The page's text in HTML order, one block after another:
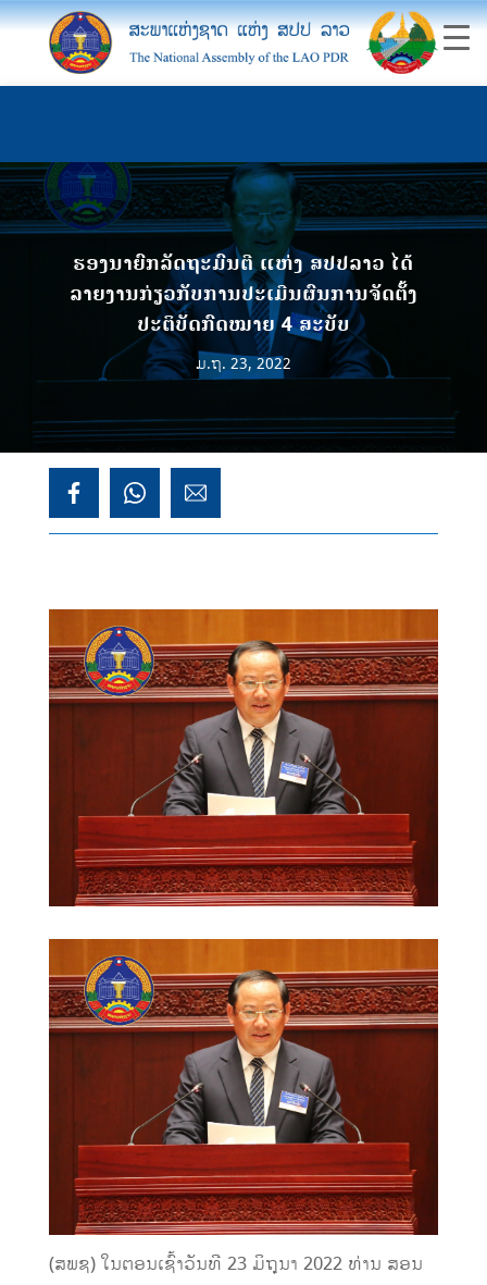
ຮອງນາຍົກລັດຖະມົນຕີ ແຫ່ງ ສປປລາວ ໄດ້
ລາຍງານກ່ຽວກັບການປະເມີນຜົນການຈັດຕັ້ງ
ປະຕິບັດກົດໝາຍ 4 ສະບັບ
ມ.ຖ. 23, 2022
(ສພຊ) ໃນຕອນເຊົ້າວັນທີ 23 ມິຖຸນາ 2022 ທ່ານ ສອນ